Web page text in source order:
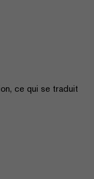
ce qui se traduit